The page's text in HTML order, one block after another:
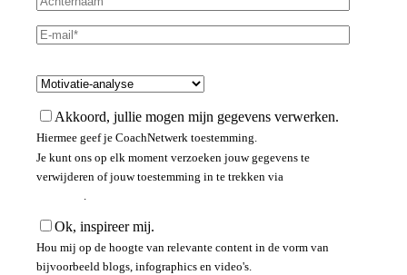
Akkoord, jullie mogen mijn gegevens verwerken.
Hiermee geef je CoachNetwerk toestemming.
Je kunt ons op elk moment verzoeken jouw gegevens te
verwijderen of jouw toestemming in te trekken via
.
Ok, inspireer mij.
Hou mij op de hoogte van relevante content in de vorm van
bijvoorbeeld blogs, infographics en video's.